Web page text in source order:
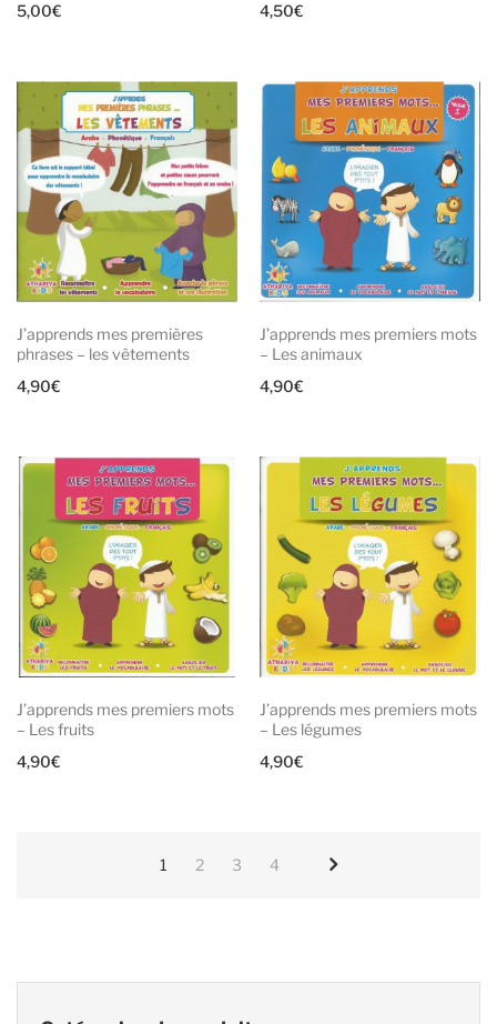
5,00€
4,50€
J’apprends mes premières
phrases – les vêtements
4,90€
J’apprends mes premiers mots
– Les animaux
4,90€
J’apprends mes premiers mots
– Les fruits
4,90€
J’apprends mes premiers mots
– Les légumes
4,90€
1 2 3 4